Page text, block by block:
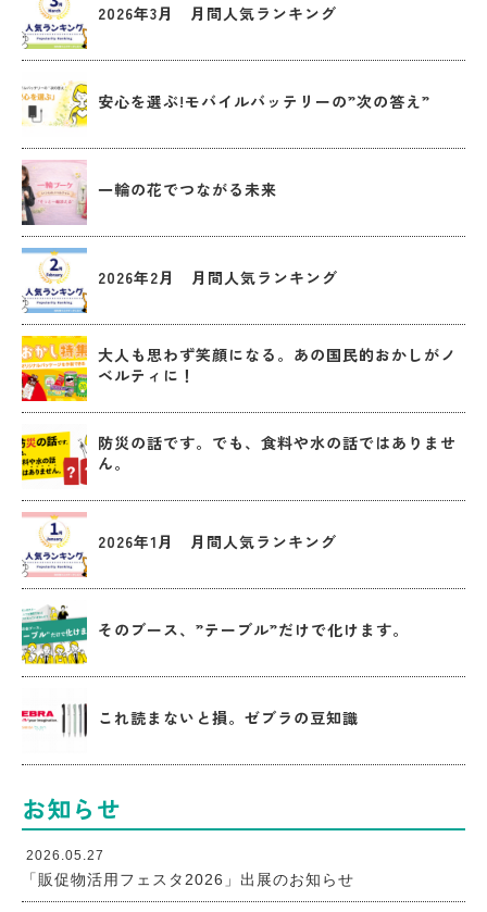
2026年3月 月間人気ランキング
安心を選ぶ!モバイルバッテリーの”次の答え”
一輪の花でつながる未来
2026年2月 月間人気ランキング
大人も思わず笑顔になる。あの国民的おかしがノ
ベルティに！
防災の話です。でも、食料や水の話ではありませ
ん。
2026年1月 月間人気ランキング
そのブース、”テーブル”だけで化けます。
これ読まないと損。ゼブラの豆知識
お知らせ
2026.05.27
「販促物活用フェスタ2026」出展のお知らせ